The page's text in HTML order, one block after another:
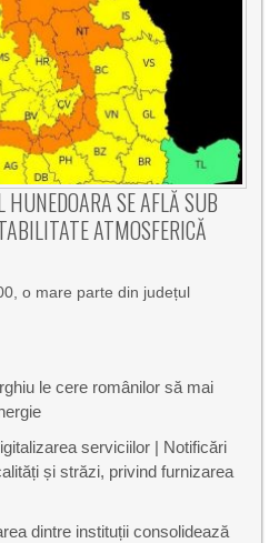
SE AFLĂ SUB
ATMOSFERICĂ
o mare parte din județul
le cere românilor să mai
serviciilor | Notificări
și străzi, privind furnizarea
dintre instituții consolidează